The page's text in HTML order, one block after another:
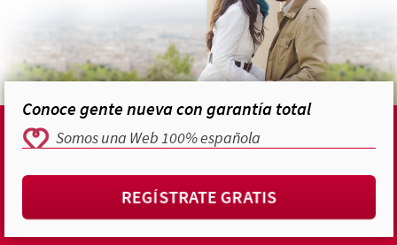
Conoce gente nueva con garantía total
Somos una Web 100% española
REGÍSTRATE GRATIS